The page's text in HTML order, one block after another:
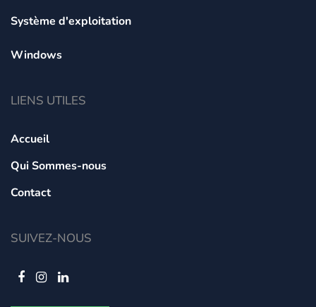
Système d'exploitation
Windows
LIENS UTILES
Accueil
Qui Sommes-nous
Contact
SUIVEZ-NOUS